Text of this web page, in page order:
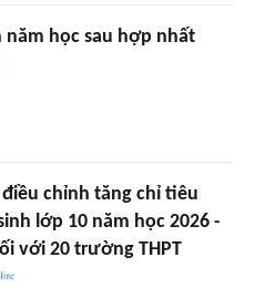
năm học sau hợp nhất
điều chỉnh tăng chỉ tiêu
lớp 10 năm học 2026 -
với 20 trường THPT